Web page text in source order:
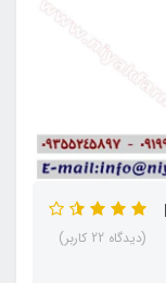
(دیدگاه 22 کاربر)